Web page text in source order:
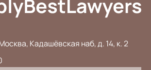
Кадашёвская наб, д. 14, к. 2